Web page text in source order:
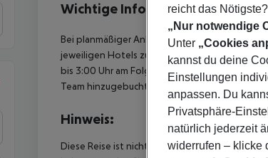
Wichtige Informationen
Bei planmäßiger Ankunft im Zielgebiet ab
jeweiligen Hotels zur Verfügung. Ebenso ist
bis 3:00 Uhr am Folgetag ein. Früh-Check-In
Team hinzugebucht werden.
Hinweis:
Diese Reise ist nicht für Personen mit
reicht das
„Nur notwendige
Unter „Cookies
kannst du deine
Einstellungen
anpassen. Du
Privatsphäre-
natürlich jederzeit
widerrufen – klicke